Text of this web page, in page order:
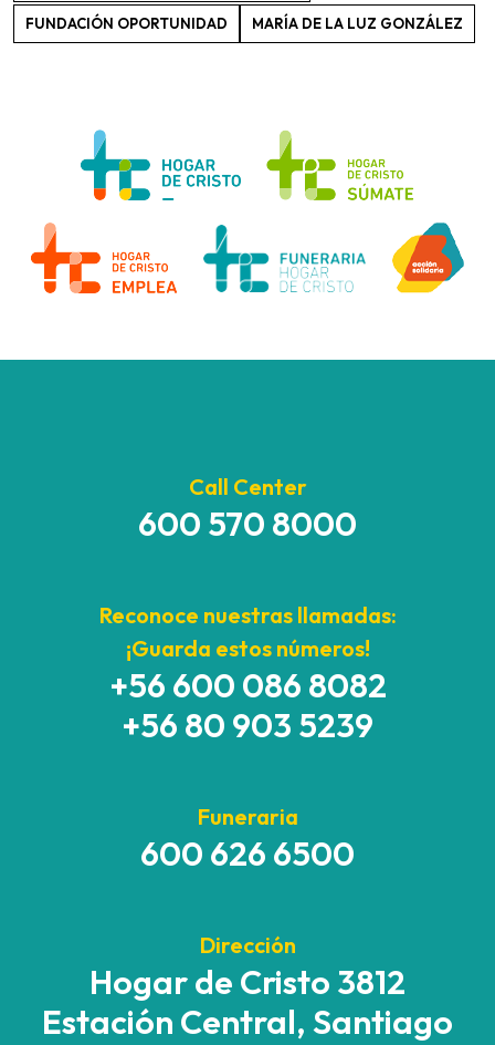
FUNDACIÓN OPORTUNIDAD MARÍA DE LA LUZ GONZÁLEZ
Call Center
600 570 8000
Reconoce nuestras llamadas:
¡Guarda estos números!
+56 600 086 8082
+56 80 903 5239
Funeraria
600 626 6500
Dirección
Hogar de Cristo 3812
Estación Central, Santiago